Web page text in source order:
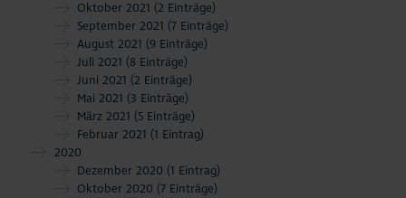
Oktober 2021 (2 Einträge)
September 2021 (7 Einträge)
August 2021 (9 Einträge)
Juli 2021 (8 Einträge)
Juni 2021 (2 Einträge)
Mai 2021 (3 Einträge)
März 2021 (5 Einträge)
Februar 2021 (1 Eintrag)
2020
Dezember 2020 (1 Eintrag)
Oktober 2020 (7 Einträge)